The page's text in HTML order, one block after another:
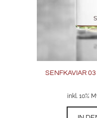
SENFKAVIAR
inkl. 10%